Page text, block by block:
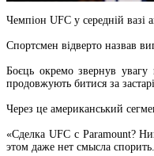
Чемпіон UFC у середній вазі
Спортсмен відверто назвав
Боєць окремо звернув увагу
продовжують битися за
Через це американський
«Сделка UFC с Paramount?
этом даже нет смысла